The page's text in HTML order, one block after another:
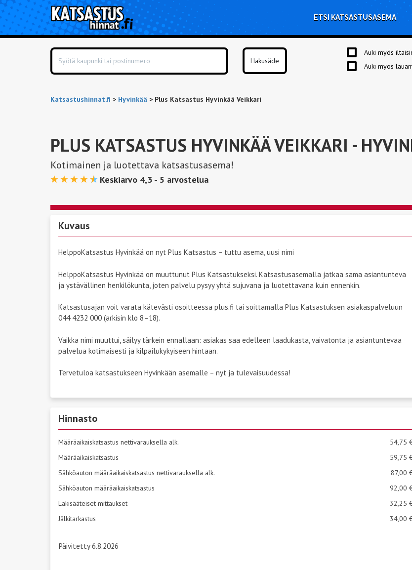
ETSI KATSASTUSASEMA
Auki myös
Auki myös
Katsastushinnat.fi > Hyvinkää > Plus Katsastus Hyvinkää Veikkari
PLUS KATSASTUS HYVINKÄÄ VEIKKARI -
Kotimainen ja luotettava katsastusasema!
Keskiarvo 4,3 - 5 arvostelua
Kuvaus
HelppoKatsastus Hyvinkää on nyt Plus Katsastus – tuttu asema, uusi nimi
HelppoKatsastus Hyvinkää on muuttunut Plus Katsastukseksi. Katsastusasemalla jatkaa sama asiantunteva
ja ystävällinen henkilökunta, joten palvelu pysyy yhtä sujuvana ja luotettavana kuin ennenkin.
Katsastusajan voit varata kätevästi osoitteessa plus.fi tai soittamalla Plus Katsastuksen asiakaspalveluun
044 4232 000 (arkisin klo 8–18).
Vaikka nimi muuttui, säilyy tärkein ennallaan: asiakas saa edelleen laadukasta, vaivatonta ja asiantuntevaa
palvelua kotimaisesti ja kilpailukykyiseen hintaan.
Tervetuloa katsastukseen Hyvinkään asemalle – nyt ja tulevaisuudessa!
Hinnasto
Määräaikaiskatsastus nettivarauksella alk.
54,75
Määräaikaiskatsastus
59,75
Sähköauton määräaikaiskatsastus nettivarauksella alk.
87,00
Sähköauton määräaikaiskatsastus
92,00
Lakisääteiset mittaukset
32,25
Jälkitarkastus
34,00
Päivitetty 6.8.2026